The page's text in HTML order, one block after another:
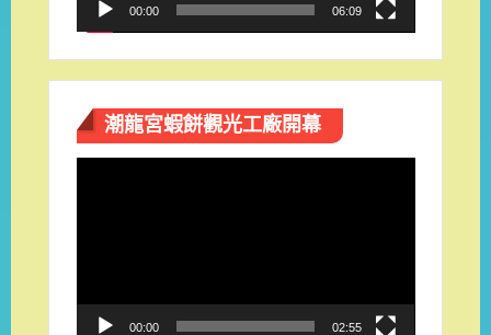
00:00 06:09
潮龍宮蝦餅觀光工廠開幕
00:00 02:55